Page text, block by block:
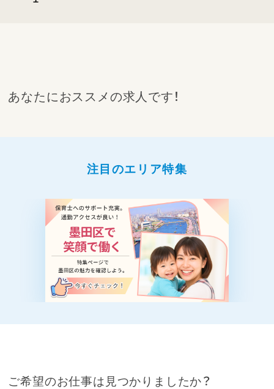
あなたにおススメの求人です！
注目のエリア特集
ご希望のお仕事は見つかりましたか？